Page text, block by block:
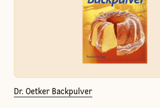
Dr. Oetker Backpulver